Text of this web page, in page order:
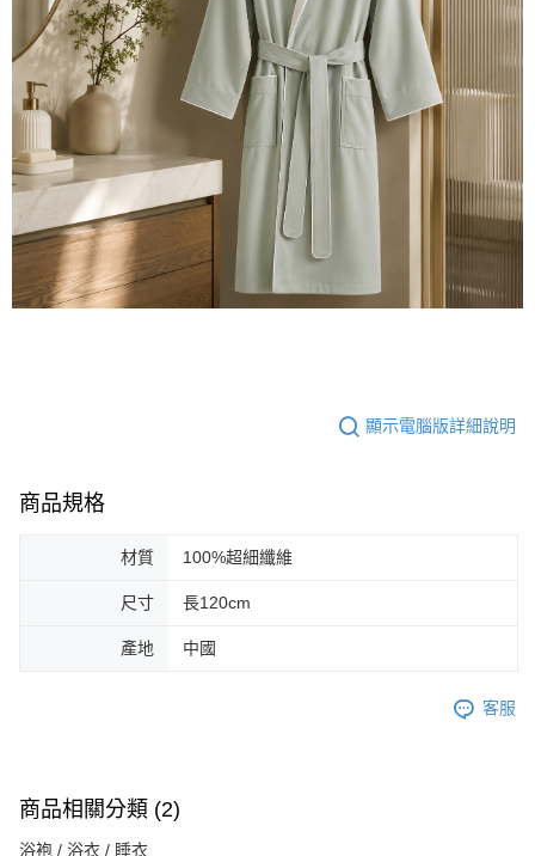
顯示電腦版詳細說明
商品規格
材質 100%超細纖維
尺寸 長120cm
產地 中國
客服
商品相關分類 (2)
浴袍 / 浴衣 / 睡衣